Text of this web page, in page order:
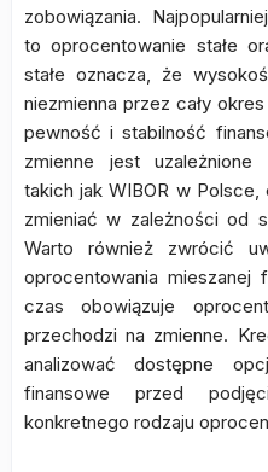
zobowiązania.
to oprocentowanie stałe
stałe oznacza, że
niezmienna przez cały
pewność i stabilność
zmienne jest
takich jak WIBOR w
zmieniać w zależności od
Warto również zwrócić
oprocentowania
czas obowiązuje
przechodzi na zmienne.
analizować dostępne
finansowe przed
konkretnego rodzaju